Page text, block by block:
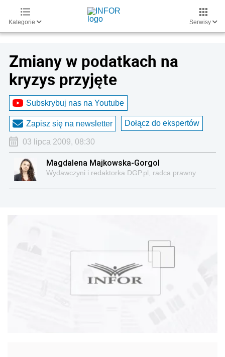
Kategorie Serwisy
Zmiany w podatkach na
kryzys przyjęte
Subskrybuj nas na Youtube
Zapisz się na newsletter Dołącz do ekspertów
03 lipca 2009, 08:30
Magdalena Majkowska-Gorgol
Wydawczyni i redaktorka DGP.pl, radca prawny